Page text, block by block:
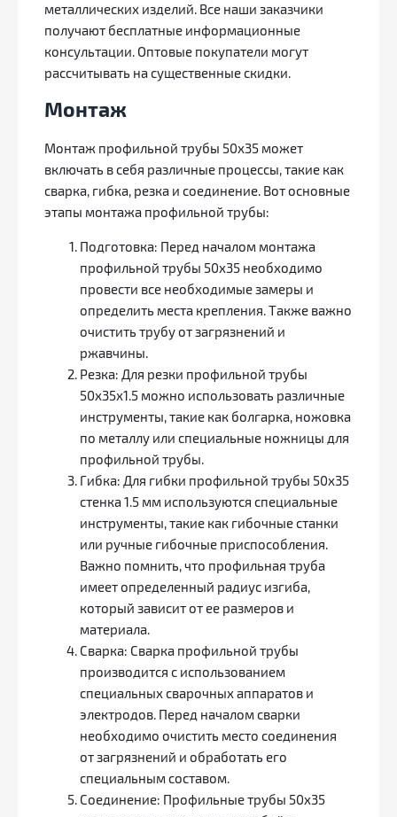
металлических изделий. Все наши заказчики
получают бесплатные информационные
консультации. Оптовые покупатели могут
рассчитывать на существенные скидки.
Монтаж
Монтаж профильной трубы 50х35 может
включать в себя различные процессы, такие как
сварка, гибка, резка и соединение. Вот основные
этапы монтажа профильной трубы:
Подготовка: Перед началом монтажа
профильной трубы 50х35 необходимо
провести все необходимые замеры и
определить места крепления. Также важно
очистить трубу от загрязнений и
ржавчины.
Резка: Для резки профильной трубы
50х35х1.5 можно использовать различные
инструменты, такие как болгарка, ножовка
по металлу или специальные ножницы для
профильной трубы.
Гибка: Для гибки профильной трубы 50х35
стенка 1.5 мм используются специальные
инструменты, такие как гибочные станки
или ручные гибочные приспособления.
Важно помнить, что профильная труба
имеет определенный радиус изгиба,
который зависит от ее размеров и
материала.
Сварка: Сварка профильной трубы
производится с использованием
специальных сварочных аппаратов и
электродов. Перед началом сварки
необходимо очистить место соединения
от загрязнений и обработать его
специальным составом.
Соединение: Профильные трубы 50х35